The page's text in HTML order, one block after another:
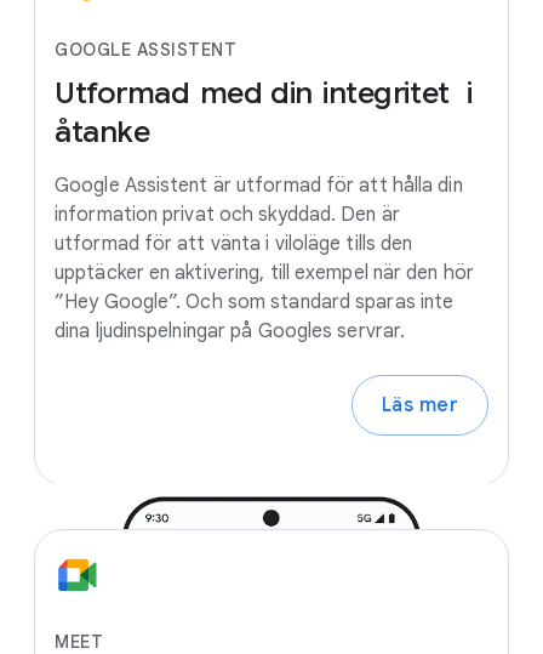
GOOGLE ASSISTENT
Utformad med din integritet i
åtanke
Google Assistent är utformad för att hålla din
information privat och skyddad. Den är
utformad för att vänta i viloläge tills den
upptäcker en aktivering, till exempel när den hör
”Hey Google”. Och som standard sparas inte
dina ljudinspelningar på Googles servrar.
Läs mer
MEET